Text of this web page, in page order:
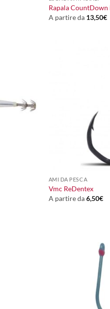
Rapala CountDown
A partire da 13,50€
AMI DA PESCA
Vmc ReDentex
A partire da6,50€